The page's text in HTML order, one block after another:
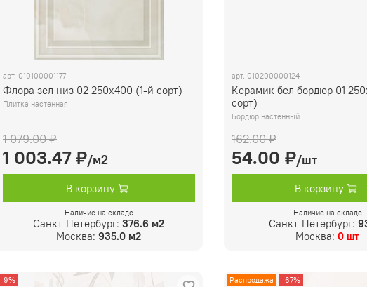
арт. 010100001177
Флора зел низ 02 250х400 (1-й сорт)
Плитка настенная
1 079.00 ₽
1 003.47 ₽/м2
В корзину
Наличие на складе
Санкт-Петербург:376.6 м2
Москва:935.0 м2
арт. 010200000124
Керамик бел бордюр 01
сорт)
Бордюр настенный
162.00 ₽
54.00 ₽/шт
В корзину
Наличие на складе
Санкт-Петербург:
Москва:0 шт
-9% Распродажа -67%